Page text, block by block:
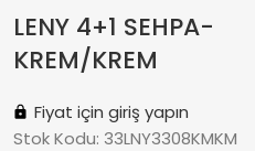
LENY 4+1 SEHPA-
KREM/KREM
Fiyat için giriş yapın
Stok Kodu: 33LNY3308KMKM